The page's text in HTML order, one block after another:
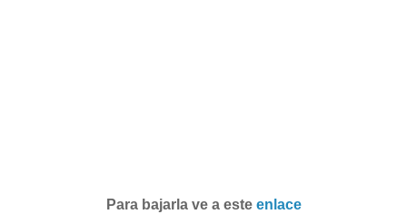
Para bajarla ve a este enlace